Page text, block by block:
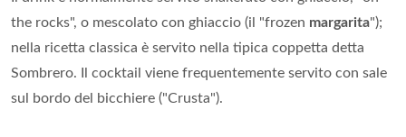
the rocks", o mescolato con ghiaccio (il "frozen margarita");
nella ricetta classica è servito nella tipica coppetta detta
Sombrero. Il cocktail viene frequentemente servito con sale
sul bordo del bicchiere ("Crusta").